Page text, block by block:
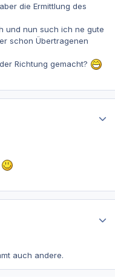
die Ermittlung des
und nun such ich ne gute
schon Übertragenen
Richtung gemacht?
auch andere.